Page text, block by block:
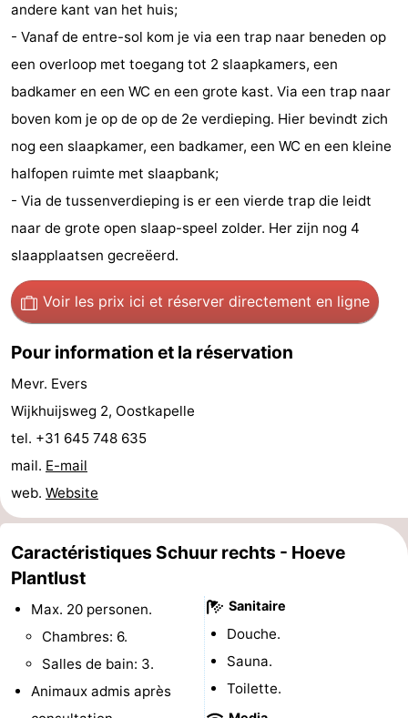
Médicales
Région
Schouwen-
Duiveland
Renesse
-
Brouwershaven
Bruinisse
-
Zierikzee
-
Nature
Oosterschelde
-
Burgh
Haamstede
-
Nature
Kop
Schouwen
Walcheren
-
Veere
Nature
Oranjezon
-
Nature
Mantelingen
-
Domburg
Westkapelle
Zoutelande
andere kant van het huis;
- Vanaf de entre-sol kom je via een trap naar beneden op
een overloop met toegang tot 2 slaapkamers, een
badkamer en een WC en een grote kast. Via een trap naar
boven kom je op de op de 2e verdieping. Hier bevindt zich
nog een slaapkamer, een badkamer, een WC en een kleine
halfopen ruimte met slaapbank;
- Via de tussenverdieping is er een vierde trap die leidt
naar de grote open slaap-speel zolder. Her zijn nog 4
slaapplaatsen gecreëerd.
Voir les prix ici et réserver directement en ligne
Pour information et la réservation
Mevr. Evers
Wijkhuijsweg 2, Oostkapelle
tel. +31 645 748 635
mail. E-mail
web. Website
Caractéristiques Schuur rechts - Hoeve
Plantlust
Max. 20 personen.
Chambres: 6.
Salles de bain: 3.
Animaux admis après
Sanitaire
Douche.
Sauna.
Toilette.